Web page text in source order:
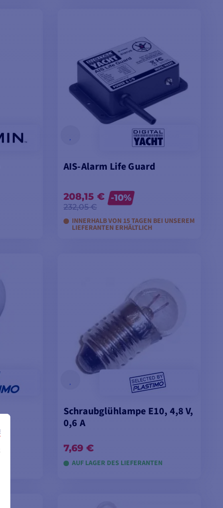
AIS-Alarm Life Guard
208,15 €
232,05 €
-10%
INNERHALB VON 15 TAGEN BEI UNSEREM
LIEFERANTEN ERHÄLTLICH
Schraubglühlampe E10, 4,8 V,
0,6 A
7,69 €
AUF LAGER DES LIEFERANTEN